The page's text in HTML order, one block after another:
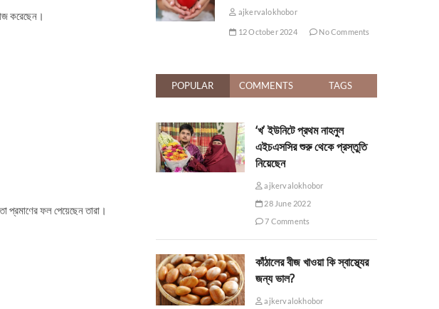
করেছেন।
প্রমাণের ফল পেয়েছেন তারা।
ajkervalokhobor
12 October 2024 No Comments
POPULAR COMMENTS TAGS
‘খ’ ইউনিটে প্রথম নাহনুল
এইচএসসির শুরু থেকে প্রস্তুতি
নিয়েছেন
ajkervalokhobor
28 June 2022
7 Comments
কাঁঠালের বীজ খাওয়া কি স্বাস্থ্যের
জন্য ভাল?
ajkervalokhobor